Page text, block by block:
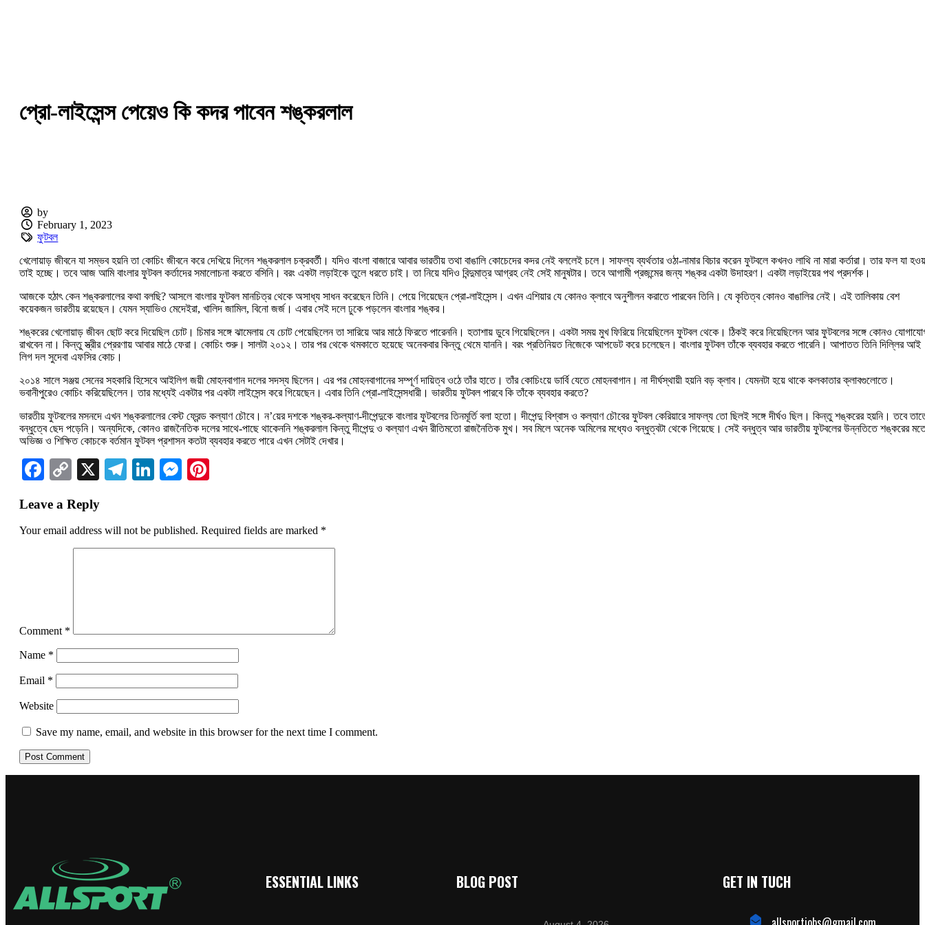
প্রো-লাইসেন্স পেয়েও কি কদর পাবেন শঙ্করলাল
by
February 1, 2023
ফুটবল
খেলোয়াড় জীবনে যা সম্ভব হয়নি তা কোচিং জীবনে করে দেখিয়ে দিলেন শঙ্করলাল চক্রবর্তী। যদিও বাংলা বাজারে আবার ভারতীয় তথা বাঙালি কোচেদের কদর নেই বললেই চলে। সাফল্য ব্যর্থতার ওঠা-নামার বিচার করেন ফুটবলে কখনও লাথি না মারা কর্তারা। তার ফল যা
তাই হচ্ছে। তবে আজ আমি বাংলার ফুটবল কর্তাদের সমালোচনা করতে বসিনি। বরং একটা লড়াইকে তুলে ধরতে চাই। তা নিয়ে যদিও বিন্দুমাত্র আগ্রহ নেই সেই মানুষটার। তবে আগামী প্রজন্মের জন্য শঙ্কর একটা উদাহরণ। একটা লড়াইয়ের পথ প্রদর্শক।
আজকে হঠাৎ কেন শঙ্করলালের কথা বলছি? আসলে বাংলার ফুটবল মানচিত্র থেকে অসাধ্য সাধন করেছেন তিনি। পেয়ে গিয়েছেন প্রো-লাইসেন্স। এখন এশিয়ার যে কোনও ক্লাবে অনুশীলন করাতে পারবেন তিনি। যে কৃতিত্ব কোনও বাঙালির নেই। এই তালিকায় বেশ
কয়েকজন ভারতীয় রয়েছেন। যেমন স্যাভিও মেদেইরা, খালিদ জামিল, বিনো জর্জ। এবার সেই দলে ঢুকে পড়লেন বাংলার শঙ্কর।
শঙ্করের খেলোয়াড় জীবন ছোট করে দিয়েছিল চোট। চিমার সঙ্গে ঝামেলায় যে চোট পেয়েছিলেন তা সারিয়ে আর মাঠে ফিরতে পারেননি। হতাশায় ডুবে গিয়েছিলেন। একটা সময় মুখ ফিরিয়ে নিয়েছিলেন ফুটবল থেকে। ঠিকই করে নিয়েছিলেন আর ফুটবলের সঙ্গে কোনও
রাখবেন না। কিন্তু স্ত্রীর প্রেরণায় আবার মাঠে ফেরা। কোচিং শুরু। সালটা ২০১২। তার পর থেকে থমকাতে হয়েছে অনেকবার কিন্তু থেমে যাননি। বরং প্রতিনিয়ত নিজেকে আপডেট করে চলেছেন। বাংলার ফুটবল তাঁকে ব্যবহার করতে পারেনি। আপাতত তিনি দিল্লির আই
লিগ দল সুদেবা এফসির কোচ।
২০১৪ সালে সঞ্জয় সেনের সহকারি হিসেবে আইলিগ জয়ী মোহনবাগান দলের সদস্য ছিলেন। এর পর মোহনবাগানের সম্পূর্ণ দায়িত্ব ওঠে তাঁর হাতে। তাঁর কোচিংয়ে ডার্বি যেতে মোহনবাগান। না দীর্ঘস্থায়ী হয়নি বড় ক্লাব। যেমনটা হয়ে থাকে কলকাতার ক্লাবগুলোতে।
ভবানীপুরেও কোচিং করিয়েছিলেন। তার মধ্যেই একটার পর একটা লাইসেন্স করে গিয়েছেন। এবার তিনি প্রো-লাইসেন্সধারী। ভারতীয় ফুটবল পারবে কি তাঁকে ব্যবহার করতে?
ভারতীয় ফুটবলের মসনদে এখন শঙ্করলালের বেস্ট ফ্রেন্ড কল্যাণ চৌবে। ন’য়ের দশকে শঙ্কর-কল্যাণ-দীপেন্দুকে বাংলার ফুটবলের তিনমূর্তি বলা হতো। দীপেন্দু বিশ্বাস ও কল্যাণ চৌবের ফুটবল কেরিয়ারে সাফল্য তো ছিলই সঙ্গে দীর্ঘও ছিল। কিন্তু শঙ্করের হয়নি। তবে
বন্ধুত্বে ছেদ পড়েনি। অন্যদিকে, কোনও রাজনৈতিক দলের সাথে-পাছে থাকেননি শঙ্করলাল কিন্তু দীপেন্দু ও কল্যাণ এখন রীতিমতো রাজনৈতিক মুখ। সব মিলে অনেক অমিলের মধ্যেও বন্ধুত্বটা থেকে গিয়েছে। সেই বন্ধুত্ব আর ভারতীয় ফুটবলের উন্নতিতে শঙ্করের
অভিজ্ঞ ও শিক্ষিত কোচকে বর্তমান ফুটবল প্রশাসন কতটা ব্যবহার করতে পারে এখন সেটাই দেখার।
Facebook
Copy
X Telegram
LinkedIn
Messenger
Leave a Reply
Your email address will not be published. Required fields are marked *
Comment *
Name *
Email *
Website
Save my name, email, and website in this browser for the next time I comment.
ESSENTIAL LINKS BLOG POST GET IN TUCH